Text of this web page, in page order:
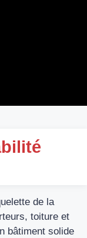
de la
toiture et
bâtiment solide